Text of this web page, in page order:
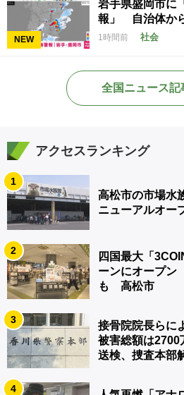
NEW
岩手県盛岡市に
報」 自治体か
1時間前 社会
全国ニュース記
アクセスランキング
1
高松市の市場水
ニューアルオー
2
四国最大「
ーンにオープ
も 高松市
3
接骨院院長らに
被害総額は
送検、捜査本部
4